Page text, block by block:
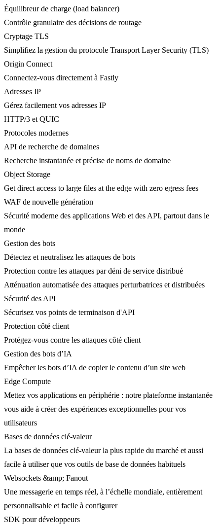
Équilibreur de charge (load balancer)
Contrôle granulaire des décisions de routage
Cryptage TLS
Simplifiez la gestion du protocole Transport Layer Security (TLS)
Origin Connect
Connectez-vous directement à Fastly
Adresses IP
Gérez facilement vos adresses IP
HTTP/3 et QUIC
Protocoles modernes
API de recherche de domaines
Recherche instantanée et précise de noms de domaine
Object Storage
Get direct access to large files at the edge with zero egress fees
WAF de nouvelle génération
Sécurité moderne des applications Web et des API, partout dans le
monde
Gestion des bots
Détectez et neutralisez les attaques de bots
Protection contre les attaques par déni de service distribué
Atténuation automatisée des attaques perturbatrices et distribuées
Sécurité des API
Sécurisez vos points de terminaison d'API
Protection côté client
Protégez-vous contre les attaques côté client
Gestion des bots d’IA
Empêcher les bots d’IA de copier le contenu d’un site web
Edge Compute
Mettez vos applications en périphérie : notre plateforme instantanée
vous aide à créer des expériences exceptionnelles pour vos
utilisateurs
Bases de données clé-valeur
La bases de données clé-valeur la plus rapide du marché et aussi
facile à utiliser que vos outils de base de données habituels
Websockets &amp; Fanout
Une messagerie en temps réel, à l’échelle mondiale, entièrement
personnalisable et facile à configurer
SDK pour développeurs